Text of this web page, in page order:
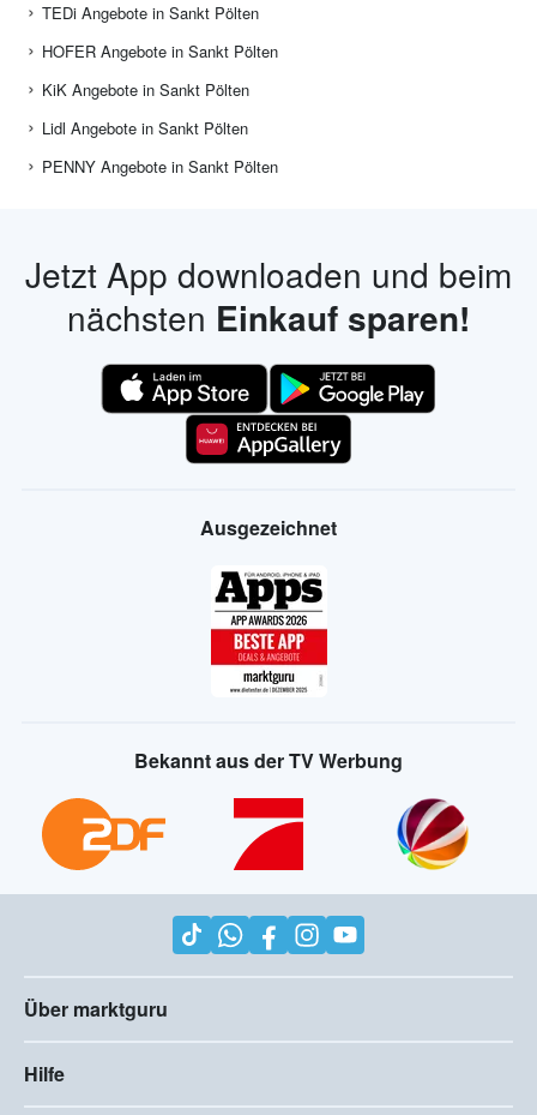
TEDi Angebote in Sankt Pölten
HOFER Angebote in Sankt Pölten
KiK Angebote in Sankt Pölten
Lidl Angebote in Sankt Pölten
PENNY Angebote in Sankt Pölten
Jetzt App downloaden und beim
nächsten Einkauf sparen!
Ausgezeichnet
Bekannt aus der TV Werbung
Über marktguru
Hilfe